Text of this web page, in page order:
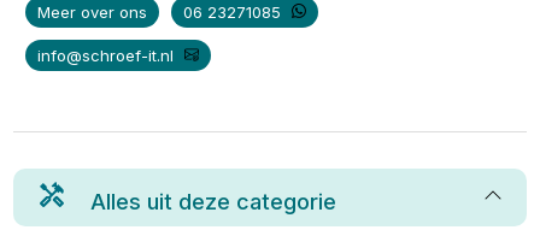
Meer over ons 06 23271085
info@schroef-it.nl
Alles uit deze categorie